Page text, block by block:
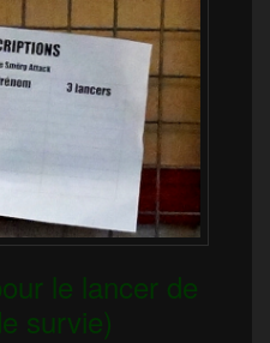
le lancer de
survie)